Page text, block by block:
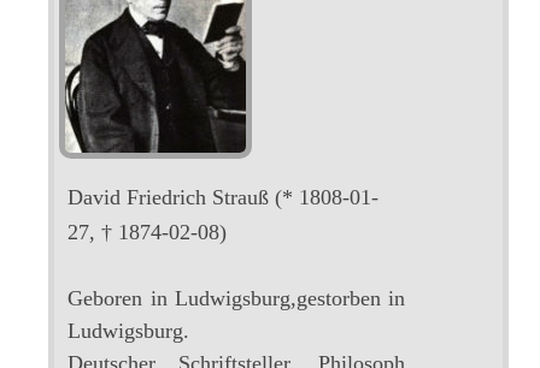
David Friedrich Strauß (* 1808-01-
27, † 1874-02-08)
Geboren in Ludwigsburg,gestorben in
Ludwigsburg.